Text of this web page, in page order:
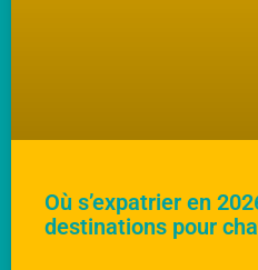
Où s’expatrier en
destinations pour